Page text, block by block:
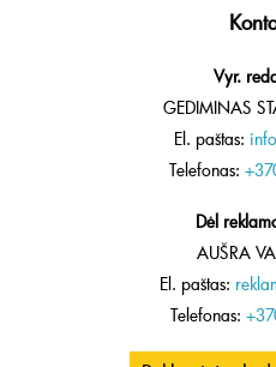
Vyr.
GEDIMINAS
El. paštas:
Telefonas:
Dėl
AUŠRA
El. paštas:
Telefonas: